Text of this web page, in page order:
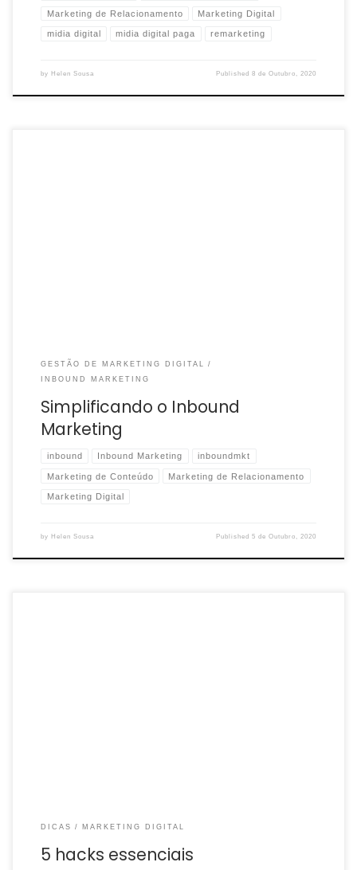
Marketing de Relacionamento Marketing Digital
midia digital midia digital paga remarketing
by Helen Sousa Published8 de Outubro, 2020
GESTÃO DE MARKETING DIGITAL
INBOUND MARKETING
Simplificando o Inbound
Marketing
inbound Inbound Marketing inboundmkt
Marketing de Conteúdo Marketing de Relacionamento
Marketing Digital
by Helen Sousa Published5 de Outubro, 2020
DICAS MARKETING DIGITAL
5 hacks essenciais